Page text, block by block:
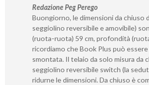
Redazione Peg Perego
Buongiorno, le dimensioni da chiuso
seggiolino reversibile e amovibile)
(ruota-ruota) 59 cm, profondità
ricordiamo che Book Plus può
smontata. Il telaio da solo misura da
seggiolino reversibile switch (la
ridurne le dimensioni. Da chiuso è